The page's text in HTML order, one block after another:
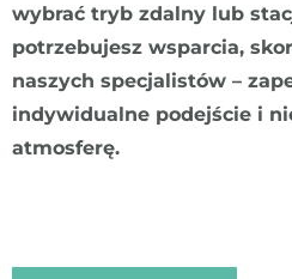
wybrać tryb zdalny lub
potrzebujesz wsparcia,
naszych specjalistów –
indywidualne podejście i
atmosferę.